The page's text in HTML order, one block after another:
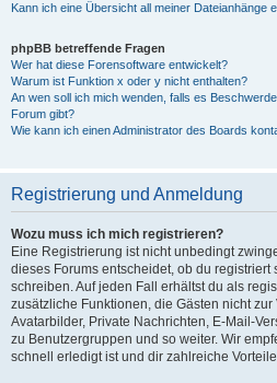
Kann ich eine Übersicht all meiner Dateianhänge
phpBB betreffende Fragen
Wer hat diese Forensoftware entwickelt?
Warum ist Funktion x oder y nicht enthalten?
An wen soll ich mich wenden, falls es
Forum gibt?
Wie kann ich einen Administrator des Boards
Registrierung und Anmeldung
Wozu muss ich mich registrieren?
Eine Registrierung ist nicht unbedingt
dieses Forums entscheidet, ob du registriert
schreiben. Auf jeden Fall erhältst du als
zusätzliche Funktionen, die Gästen nicht zur
Avatarbilder, Private Nachrichten, E-Mail-
zu Benutzergruppen und so weiter. Wir
schnell erledigt ist und dir zahlreiche